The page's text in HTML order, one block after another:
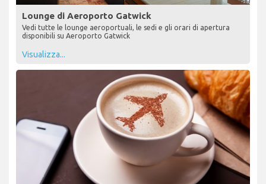
Lounge di Aeroporto Gatwick
Vedi tutte le lounge aeroportuali, le sedi e gli orari di apertura
disponibili su Aeroporto Gatwick
Visualizza...